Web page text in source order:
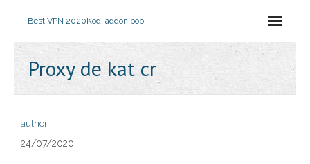
Best VPN 2020Kodi addon bob
Proxy de kat cr
author
24/07/2020